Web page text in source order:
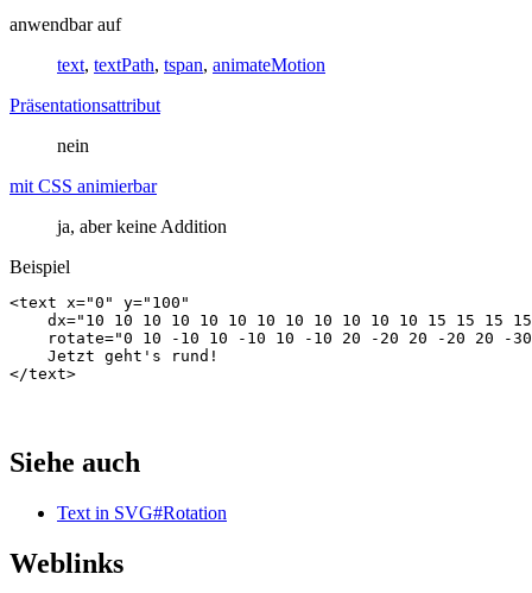
anwendbar auf
text, textPath, tspan, animateMotion
Präsentationsattribut
nein
mit CSS animierbar
ja, aber keine Addition
Beispiel
<text x="0" y="100"
dx="10 10 10 10 10 10 10 10 10 10 10 10 15 15 15
rotate="0 10 -10 10 -10 10 -10 20 -20 20 -20 20 -
Jetzt geht ' s rund !
</text>
Siehe auch
Text in SVG#Rotation
Weblinks